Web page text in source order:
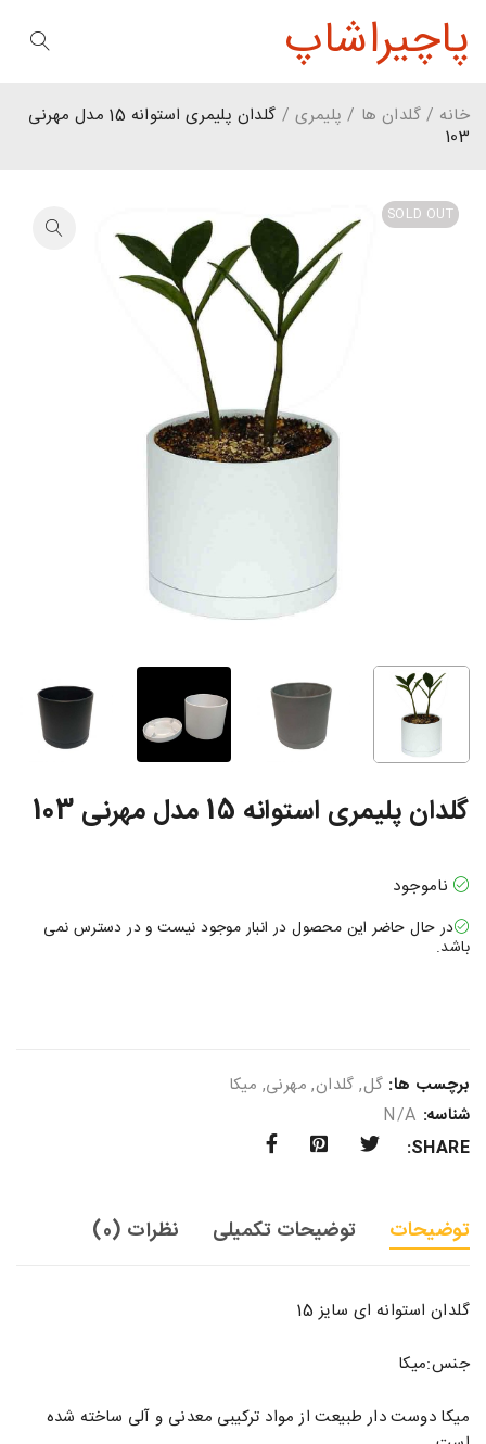
پاچیراشاپ
خانه / گلدان ها / پلیمری /
گلدان پلیمری استوانه 15 مدل مهرنی
103
SOLD OUT
گلدان پلیمری استوانه 15 مدل مهرنی 103
ناموجود
در حال حاضر این محصول در انبار موجود نیست و در دسترس نمی
باشد.
برچسب ها: گل, گلدان, مهرنی, میکا
شناسه: N/A
SHARE:
توضیحات توضیحات تکمیلی نظرات (0)
گلدان استوانه ای سایز 15
جنس:میکا
میکا دوست دار طبیعت از مواد ترکیبی معدنی و آلی ساخته شده